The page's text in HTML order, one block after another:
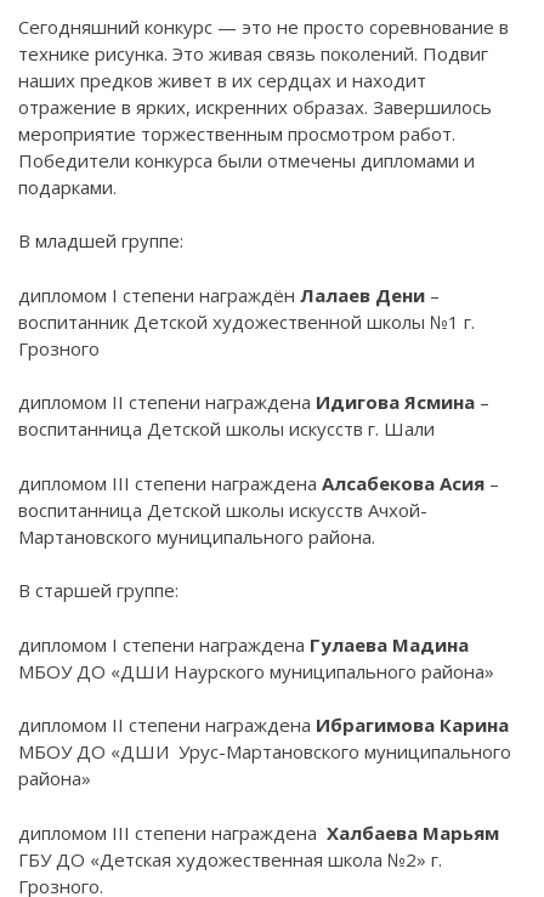
Сегодняшний конкурс — это не просто соревнование в
технике рисунка. Это живая связь поколений. Подвиг
наших предков живет в их сердцах и находит
отражение в ярких, искренних образах. Завершилось
мероприятие торжественным просмотром работ.
Победители конкурса были отмечены дипломами и
подарками.
В младшей группе:
дипломом I степени награждён Лалаев Дени –
воспитанник Детской художественной школы №1 г.
Грозного
дипломом II степени награждена Идигова Ясмина –
воспитанница Детской школы искусств г. Шали
дипломом III степени награждена Алсабекова Асия –
воспитанница Детской школы искусств Ачхой-
Мартановского муниципального района.
В старшей группе:
дипломом I степени награждена Гулаева Мадина
МБОУ ДО «ДШИ Наурского муниципального района»
дипломом II степени награждена Ибрагимова Карина
МБОУ ДО «ДШИ Урус-Мартановского муниципального
района»
дипломом III степени награждена Халбаева Марьям
ГБУ ДО «Детская художественная школа №2» г.
Грозного.